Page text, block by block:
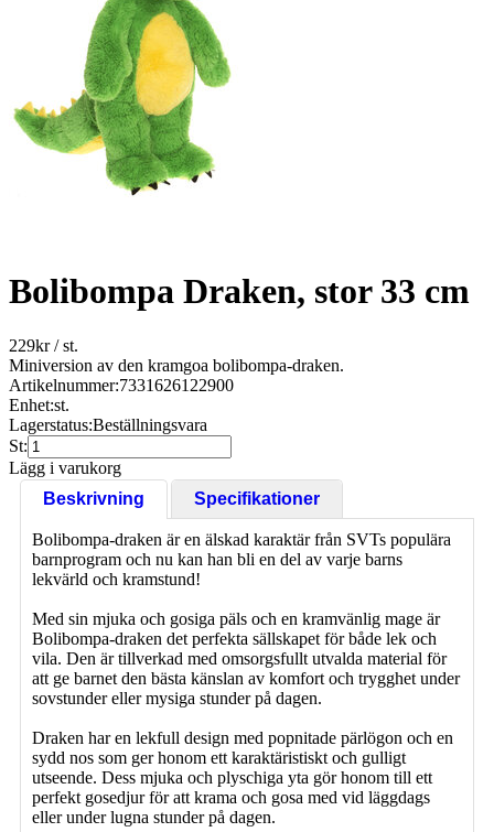
Bolibompa Draken, stor 33 cm
229kr/ st.
Miniversion av den kramgoa bolibompa-draken.
Artikelnummer:7331626122900
Enhet:st.
Lagerstatus:Beställningsvara
St:
Lägg i varukorg
Beskrivning
Specifikationer
Bolibompa-draken är en älskad karaktär från SVTs populära
barnprogram och nu kan han bli en del av varje barns
lekvärld och kramstund!
Med sin mjuka och gosiga päls och en kramvänlig mage är
Bolibompa-draken det perfekta sällskapet för både lek och
vila. Den är tillverkad med omsorgsfullt utvalda material för
att ge barnet den bästa känslan av komfort och trygghet under
sovstunder eller mysiga stunder på dagen.
Draken har en lekfull design med popnitade pärlögon och en
sydd nos som ger honom ett karaktäristiskt och gulligt
utseende. Dess mjuka och plyschiga yta gör honom till ett
perfekt gosedjur för att krama och gosa med vid läggdags
eller under lugna stunder på dagen.